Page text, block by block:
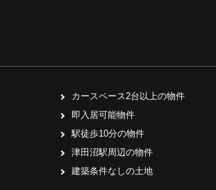
カースペース2台以上の物件
即入居可能物件
駅徒歩10分の物件
津田沼駅周辺の物件
建築条件なしの土地